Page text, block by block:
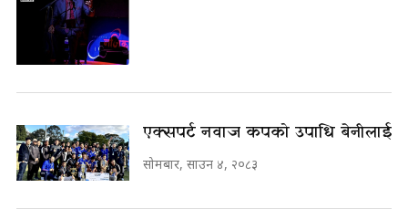
एक्सपर्ट नवाज कपको उपाधि बेनीलाई
सोमबार, साउन ४, २०८३